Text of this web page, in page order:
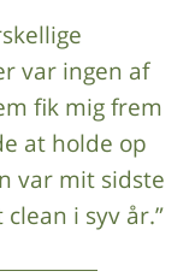
var ingen af
fik mig frem
at holde op
var mit sidste
i syv år.”